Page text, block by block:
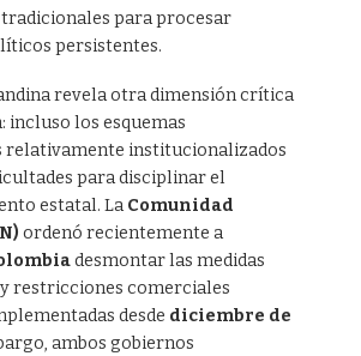
para procesar
persistentes.
revela otra dimensión crítica
incluso los esquemas
relativamente institucionalizados
para disciplinar el
estatal. La Comunidad
ordenó recientemente a
desmontar las medidas
restricciones comerciales
desde diciembre de
ambos gobiernos